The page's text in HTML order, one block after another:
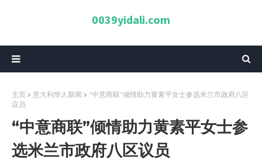
0039yidali.com
主页 意大利华人新闻
“中意商联”倾情助力黄素平女士参选米兰市政府八区
议员
“中意商联”倾情助力黄素平女士参
选米兰市政府八区议员